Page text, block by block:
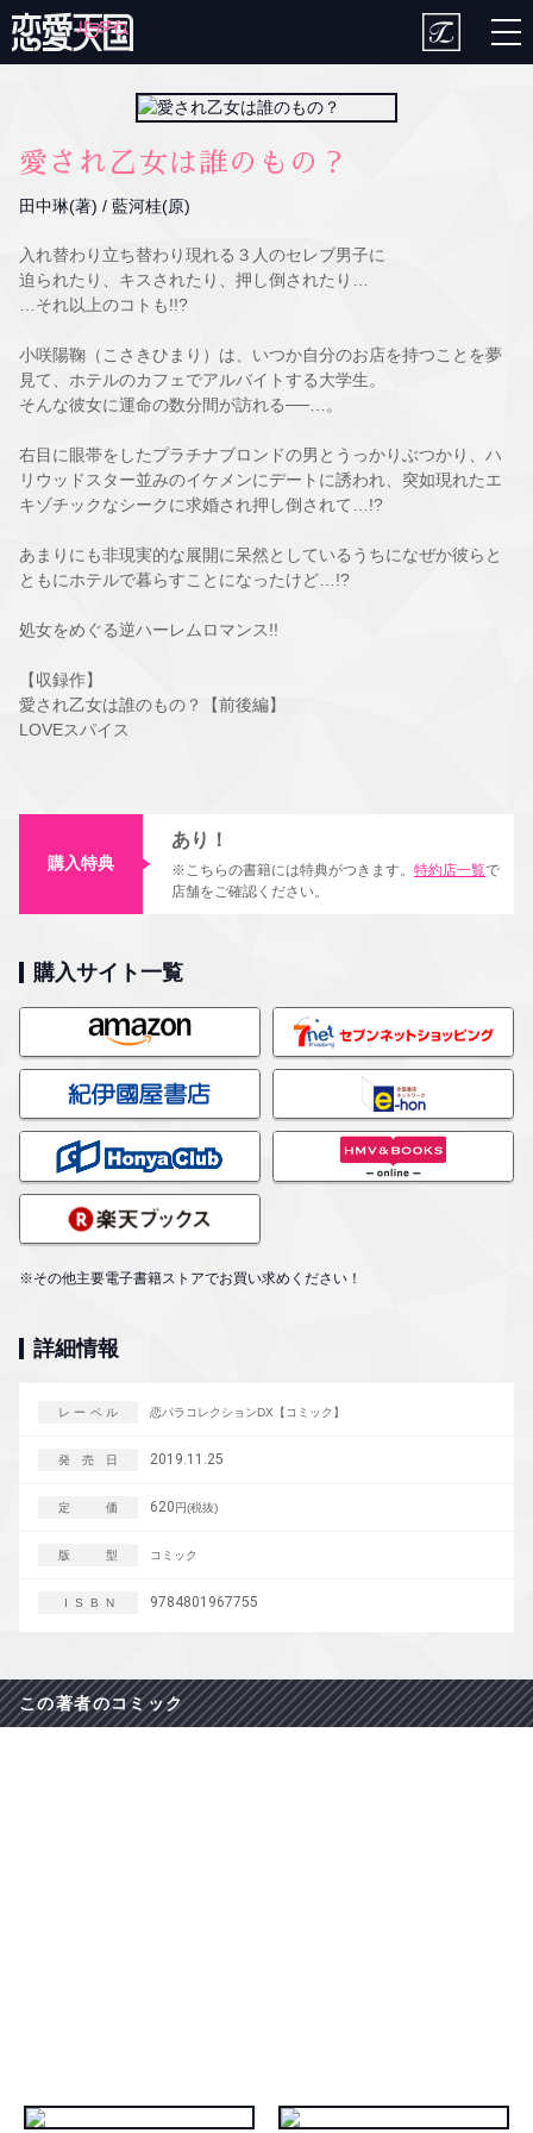
愛され乙女は誰のもの？
田中琳(著) / 藍河桂(原)
入れ替わり立ち替わり現れる３人のセレブ男子に
迫られたり、キスされたり、押し倒されたり…
…それ以上のコトも!!?
小咲陽鞠（こさきひまり）は、いつか自分のお店を持つことを夢
見て、ホテルのカフェでアルバイトする大学生。
そんな彼女に運命の数分間が訪れる──…。
右目に眼帯をしたプラチナブロンドの男とうっかりぶつかり、ハ
リウッドスター並みのイケメンにデートに誘われ、突如現れたエ
キゾチックなシークに求婚され押し倒されて…!?
あまりにも非現実的な展開に呆然としているうちになぜか彼らと
ともにホテルで暮らすことになったけど…!?
処女をめぐる逆ハーレムロマンス!!
【収録作】
愛され乙女は誰のもの？【前後編】
LOVEスパイス
購入特典
あり！
※こちらの書籍には特典がつきます。 特約店一覧で
店舗をご確認ください。
購入サイト一覧
※その他主要電子書籍ストアでお買い求めください！
詳細情報
レーベル 恋パラコレクションDX【コミック】
発売日 2019.11.25
定価 620円(税抜)
版型 コミック
ISBN 9784801967755
この著者のコミック